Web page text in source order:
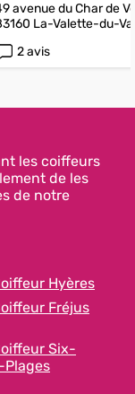
avenue du Char de
La-Valette-du-
2 avis
les coiffeurs
de les
de notre
Hyères
Fréjus
Six-
Plages